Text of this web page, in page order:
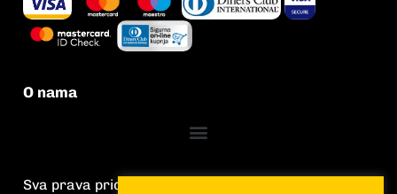
O nama
Sva prava pridržana